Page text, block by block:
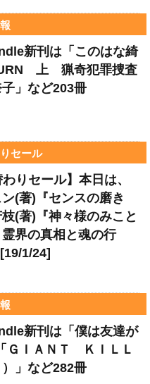
新刊は「このはな綺
上 猟奇犯罪捜査
」など203冊
セール
りセール】本日は、
ン(著)『センスの磨き
(著)『神々様のみこと
界の真相と魂の行
1/24]
新刊は「僕は友達が
ＧＩＡＮＴ ＫＩＬＬ
）」など282冊